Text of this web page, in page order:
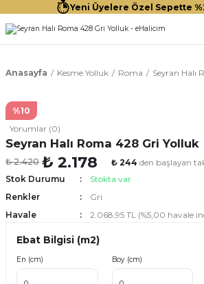
Yeni Üyelere Özel Sepette
Anasayfa Kesme Yolluk Roma Seyran Halı
%10
Yorumlar (0)
Seyran Halı Roma 428 Gri Yolluk
₺ 2.420 ₺ 2.178 ₺ 244 den başlayan
Stok Durumu
Stokta var
Renkler
Gri
Havale
2.068,95 TL (%5,00 havale
Ebat Bilgisi (m2)
En (cm) Boy (cm)